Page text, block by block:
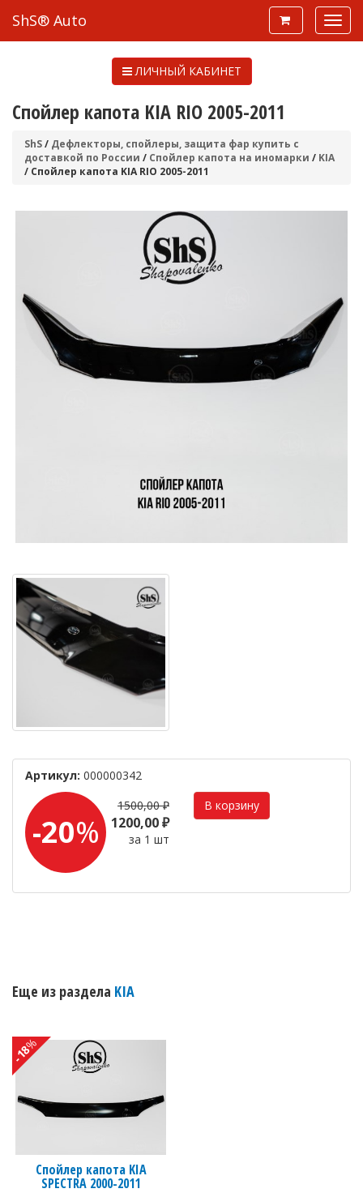
ShS® Auto
ЛИЧНЫЙ КАБИНЕТ
Спойлер капота KIA RIO 2005-2011
ShS/ Дефлекторы, спойлеры, защита фар купить с
доставкой по России / Спойлер капота на иномарки / KIA
/ Спойлер капота KIA RIO 2005-2011
Артикул: 000000342
-20%
1500,00 ₽
1200,00 ₽
за 1 шт
Еще из раздела KIA
-18
%
Спойлер капота KIA
SPECTRA 2000-2011